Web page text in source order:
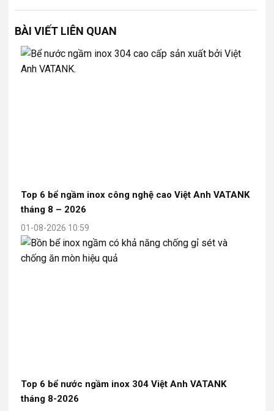
BÀI VIẾT LIÊN QUAN
Top 6 bể ngầm inox công nghệ cao Việt Anh VATANK
tháng 8 – 2026
01-08-2026 10:59
Top 6 bể nước ngầm inox 304 Việt Anh VATANK
tháng 8-2026